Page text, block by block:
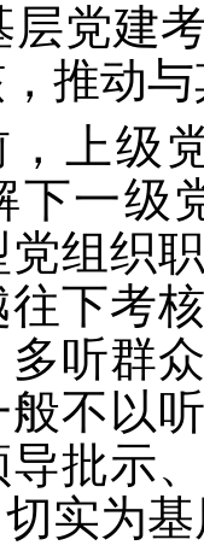
层党建
推动
上级
下一级
组织
下考
听群
不以
批示
实为